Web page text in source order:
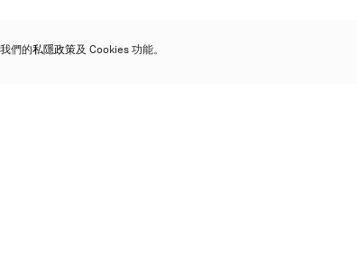
們的私隱政策及 Cookies 功能。